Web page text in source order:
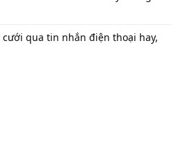
cưới qua tin nhắn​ điện thoại hay,